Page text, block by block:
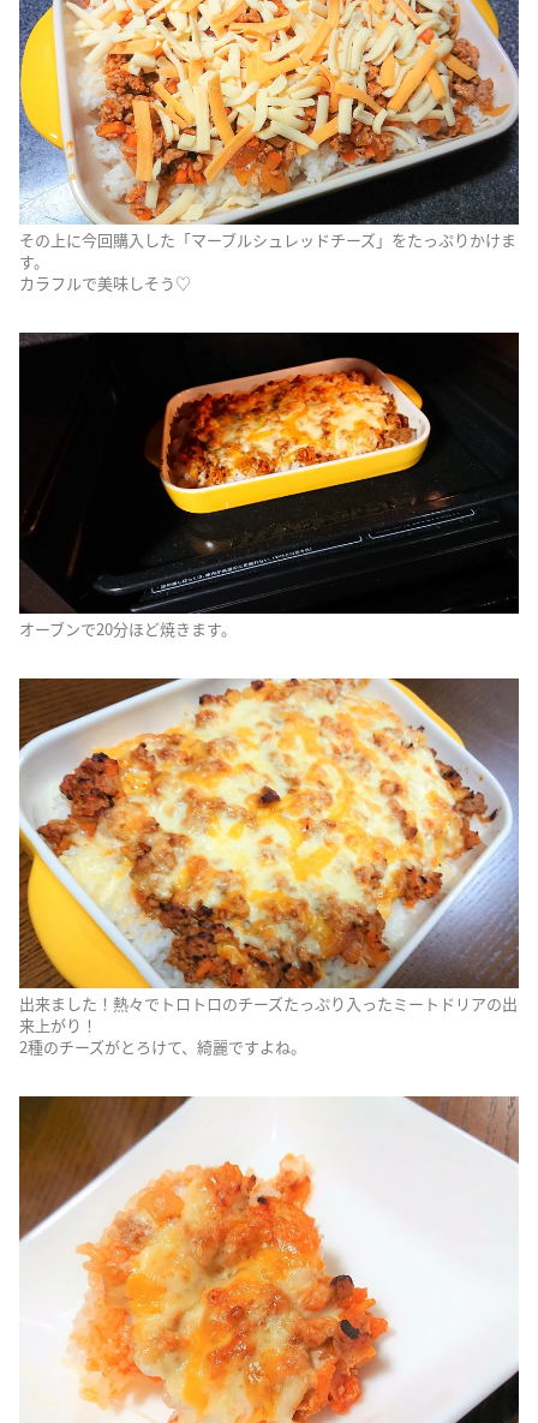
その上に今回購入した「マーブルシュレッドチーズ」をたっぷりかけま
す。
カラフルで美味しそう♡
オーブンで20分ほど焼きます。
出来ました！熱々でトロトロのチーズたっぷり入ったミートドリアの出
来上がり！
2種のチーズがとろけて、綺麗ですよね。